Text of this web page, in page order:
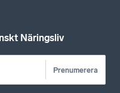
Näringsliv
Prenumerera